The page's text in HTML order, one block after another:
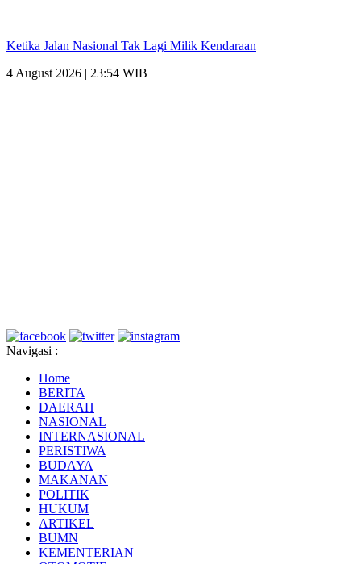
Ketika Jalan Nasional Tak Lagi Milik Kendaraan
4 August 2026 | 23:54 WIB
Navigasi :
Home
BERITA
DAERAH
NASIONAL
INTERNASIONAL
PERISTIWA
BUDAYA
MAKANAN
POLITIK
HUKUM
ARTIKEL
BUMN
KEMENTERIAN